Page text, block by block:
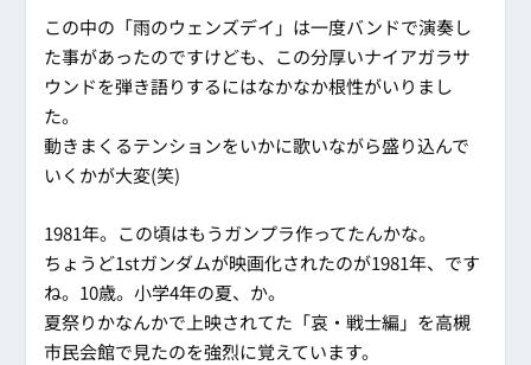
この中の「雨のウェンズデイ」は一度バンドで演奏し
た事があったのですけども、この分厚いナイアガラサ
ウンドを弾き語りするにはなかなか根性がいりまし
た。
動きまくるテンションをいかに歌いながら盛り込んで
いくかが大変(笑)
1981年。この頃はもうガンプラ作ってたんかな。
ちょうど1stガンダムが映画化されたのが1981年、です
ね。10歳。小学4年の夏、か。
夏祭りかなんかで上映されてた「哀・戦士編」を高槻
市民会館で見たのを強烈に覚えています。